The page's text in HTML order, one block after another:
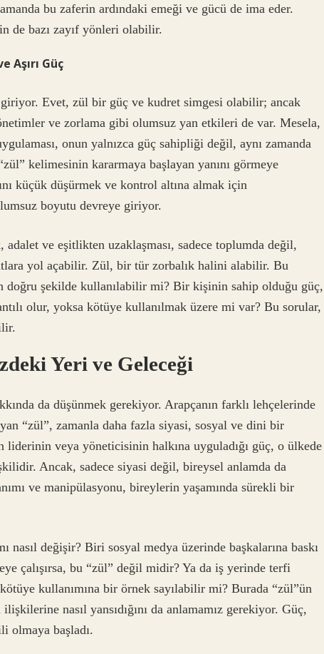
bu zaferin ardındaki emeği ve gücü de ima eder.
de bazı zayıf yönleri olabilir.
Aşırı Güç
giriyor. Evet, zül bir güç ve kudret simgesi olabilir; ancak
ve zorlama gibi olumsuz yan etkileri de var. Mesela,
onun yalnızca güç sahipliği değil, aynı zamanda
kelimesinin kararmaya başlayan yanını görmeye
küçük düşürmek ve kontrol altına almak için
boyutu devreye giriyor.
adalet ve eşitlikten uzaklaşması, sadece toplumda değil,
yol açabilir. Zül, bir tür zorbalık halini alabilir. Bu
doğru şekilde kullanılabilir mi? Bir kişinin sahip olduğu güç,
olur, yoksa kötüye kullanılmak üzere mi var? Bu sorular,
Yeri ve Geleceği
da düşünmek gerekiyor. Arapçanın farklı lehçelerinde
“zül”, zamanla daha fazla siyasi, sosyal ve dini bir
veya yöneticisinin halkına uyguladığı güç, o ülkede
Ancak, sadece siyasi değil, bireysel anlamda da
ve manipülasyonu, bireylerin yaşamında sürekli bir
nasıl değişir? Biri sosyal medya üzerinde başkalarına baskı
çalışırsa, bu “zül” değil midir? Ya da iş yerinde terfi
kullanımına bir örnek sayılabilir mi? Burada “zül”ün
nasıl yansıdığını da anlamamız gerekiyor. Güç,
olmaya başladı.